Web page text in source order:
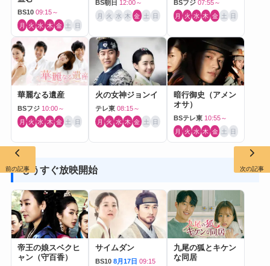
BS10 09:15～
月 火 水 木 金 土 日
BS朝日 12:00～
月 火 水 木 金 土 日
BSフジ 07:55～
月 火 水 木 金 土 日
華麗なる遺産
BSフジ 10:00～
月 火 水 木 金 土 日
火の女神ジョンイ
テレ東 08:15～
月 火 水 木 金 土 日
暗行御史（アメン
オサ）
BSテレ東 10:55～
月 火 水 木 金 土 日
もうすぐ放映開始
帝王の娘スベクヒ
ャン（守百香）
サイムダン
BS10 8月17日 09:15
九尾の狐とキケン
な同居
前の記事 次の記事